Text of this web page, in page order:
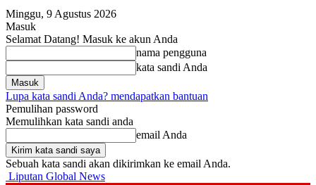
Minggu, 9 Agustus 2026
Masuk
Selamat Datang! Masuk ke akun Anda
nama pengguna
kata sandi Anda
Lupa kata sandi Anda? mendapatkan bantuan
Pemulihan password
Memulihkan kata sandi anda
email Anda
Sebuah kata sandi akan dikirimkan ke email Anda.
Liputan Global News